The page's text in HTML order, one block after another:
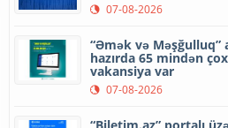
07-08-2026
“Əmək və
hazırda 65 mindən
vakansiya var
07-08-2026